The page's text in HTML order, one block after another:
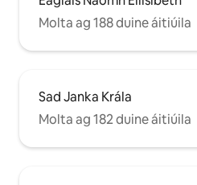
Molta ag 188 duine áitiúila
Sad Janka Krála
Molta ag 182 duine áitiúila